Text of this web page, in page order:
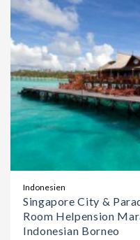
Indonesien
Singapore City &
Room Helpension
Indonesian Borneo